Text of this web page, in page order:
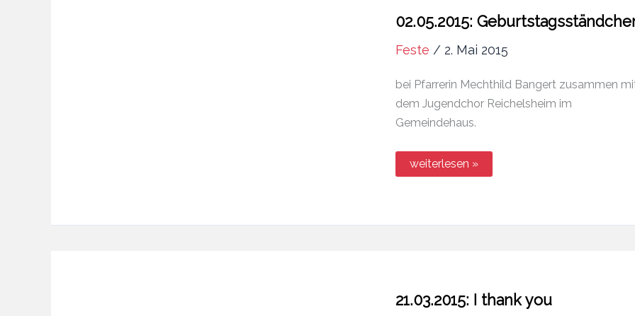
02.05.2015:
Feste / 2. Mai 2015
bei Pfarrerin Mechthild Bangert zusammen
dem Jugendchor Reichelsheim im
Gemeindehaus.
02.05.2015:
Geburtstagsständchen
weiterlesen »
21.03.2015: I thank you